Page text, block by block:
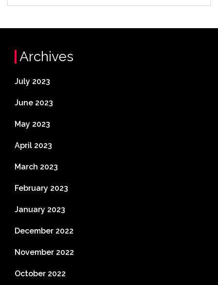
Archives
July 2023
June 2023
May 2023
April 2023
March 2023
February 2023
January 2023
December 2022
November 2022
October 2022